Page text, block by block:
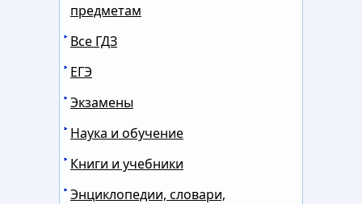
предметам
Все ГДЗ
ЕГЭ
Экзамены
Наука и обучение
Книги и учебники
Энциклопедии, словари,